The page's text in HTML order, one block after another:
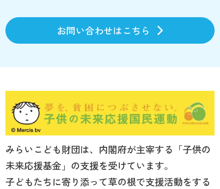
お問い合わせはこちら
みらいこども財団は、内閣府が主宰する「子供の
未来応援基金」の支援を受けています。
子どもたちに寄り添って草の根で支援活動をする